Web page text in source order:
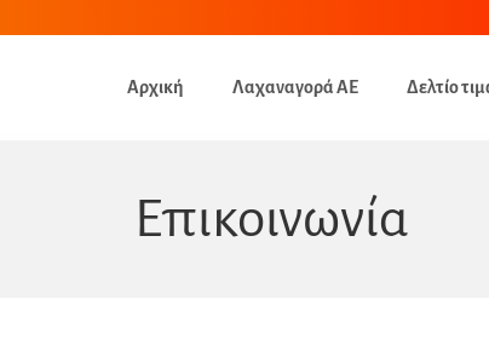
Αρχική Λαχαναγορά ΑΕ Δελτίο
Επικοινωνία